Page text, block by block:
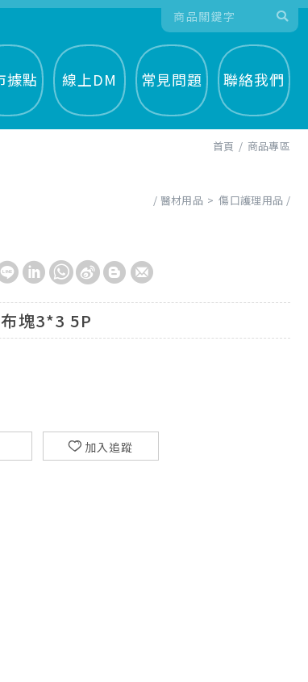
據點 線上DM 常見問題 聯絡我們
首頁 商品專區
醫材用品 傷口護理用品
塊3*3 5P
加入追蹤